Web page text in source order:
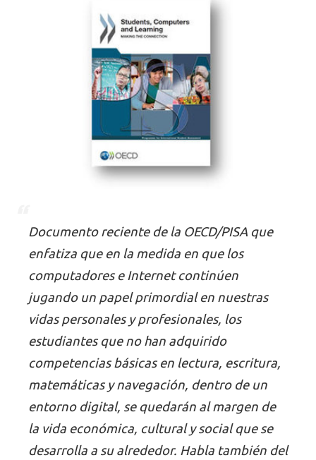
Documento reciente de la OECD/PISA que
enfatiza que en la medida en que los
computadores e Internet continúen
jugando un papel primordial en nuestras
vidas personales y profesionales, los
estudiantes que no han adquirido
competencias básicas en lectura, escritura,
matemáticas y navegación, dentro de un
entorno digital, se quedarán al margen de
la vida económica, cultural y social que se
desarrolla a su alrededor. Habla también del